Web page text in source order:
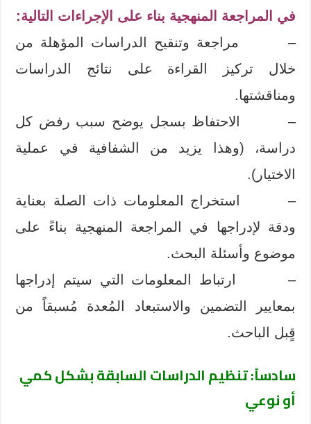
في المراجعة المنهجية بناء على الإجراءات التالية:
– مراجعة وتنقيح الدراسات المؤهلة من
خلال تركيز القراءة على نتائج الدراسات
ومناقشتها.
– الاحتفاظ بسجل يوضح سبب رفض كل
دراسة، (وهذا يزيد من الشفافية في عملية
الاختيار).
– استخراج المعلومات ذات الصلة بعناية
ودقة لإدراجها في المراجعة المنهجية بناءً على
موضوع وأسئلة البحث.
– ارتباط المعلومات التي سيتم إدراجها
بمعايير التضمين والاستبعاد المُعدة مُسبقاً من
قٍبل الباحث.
سادساً: تنظيم الدراسات السابقة بشكل كمي
أو نوعي